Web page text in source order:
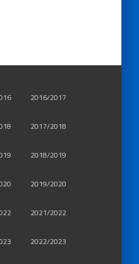
2016/2017
2017/2018
2018/2019
2019/2020
2021/2022
2022/2023